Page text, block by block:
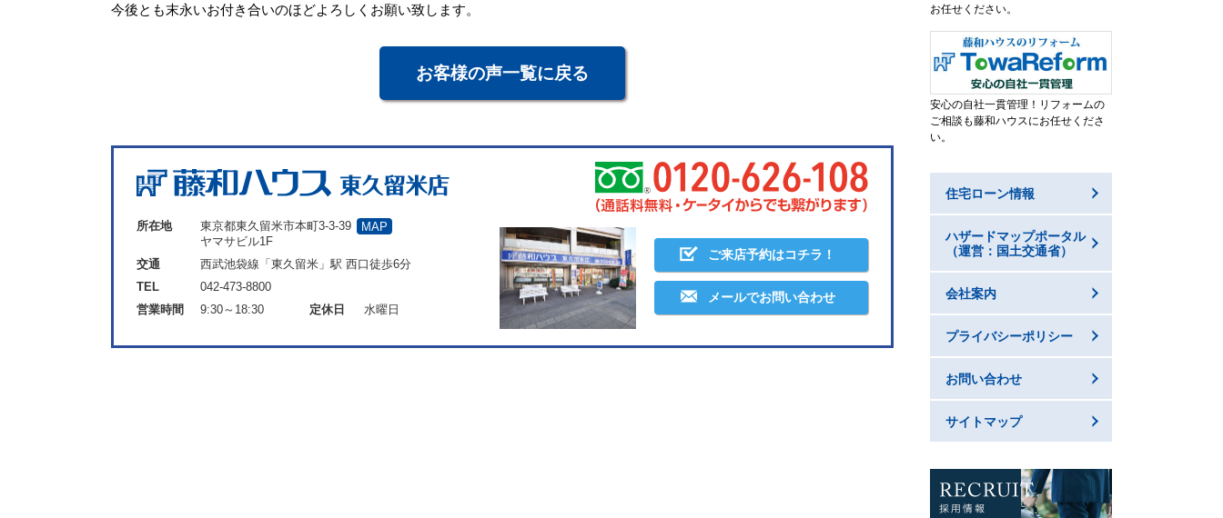
今後とも末永いお付き合いのほどよろしくお願い致します。
お客様の声一覧に戻る
所在地
東京都東久留米市本町3-3-39
ヤマサビル1F
MAP
交通
西武池袋線「東久留米」駅 西口徒歩6分
TEL
042-473-8800
営業時間
9:30～18:30 定休日 水曜日
ご来店予約はコチラ！
メールでお問い合わせ
お任せください。
安心の自社一貫管理！リフォームの
ご相談も藤和ハウスにお任せくださ
い。
住宅ローン情報
ハザードマップポータル
（運営：国土交通省）
会社案内
プライバシーポリシー
お問い合わせ
サイトマップ